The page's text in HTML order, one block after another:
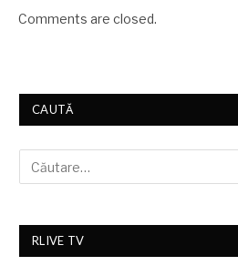
Comments are closed.
CAUTĂ
RLIVE TV